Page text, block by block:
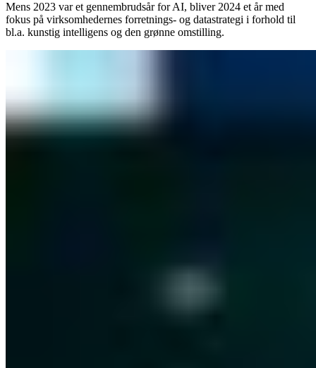
Mens 2023 var et gennembrudsår for AI, bliver 2024 et år med
fokus på virksomhedernes forretnings- og datastrategi i forhold til
bl.a. kunstig intelligens og den grønne omstilling.